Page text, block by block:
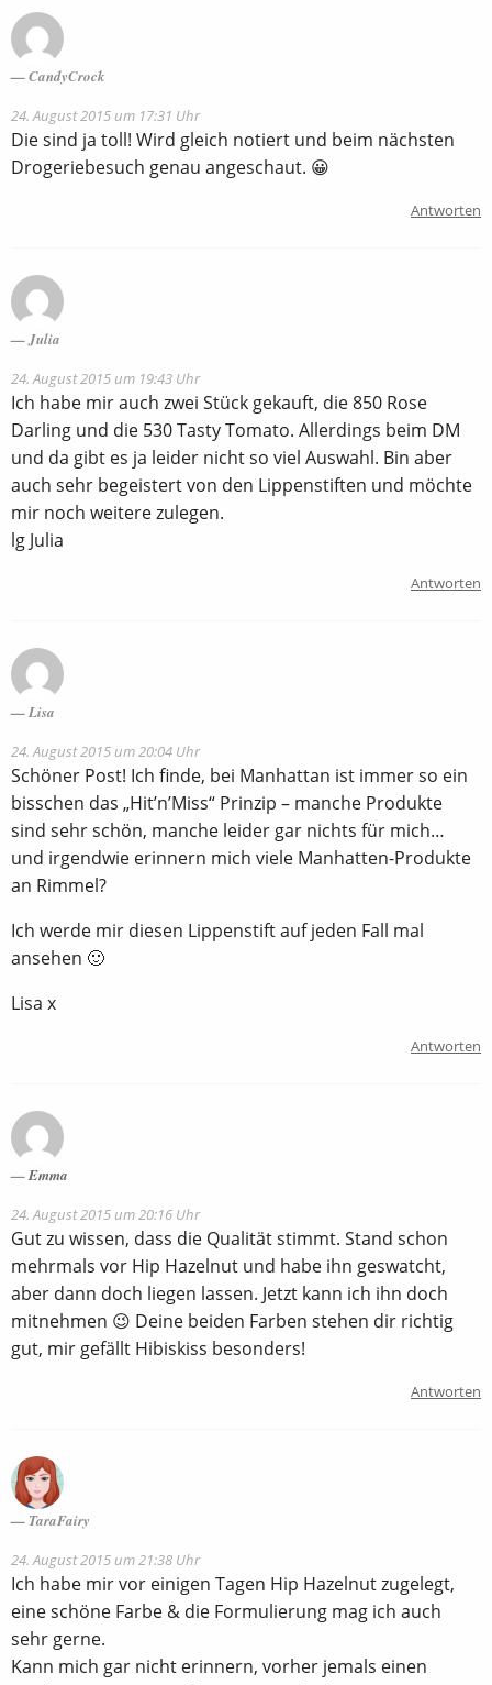
CandyCrock
24. August 2015 um 17:31 Uhr
Die sind ja toll! Wird gleich notiert und beim nächsten
Drogeriebesuch genau angeschaut. 😀
Antworten
Julia
24. August 2015 um 19:43 Uhr
Ich habe mir auch zwei Stück gekauft, die 850 Rose
Darling und die 530 Tasty Tomato. Allerdings beim DM
und da gibt es ja leider nicht so viel Auswahl. Bin aber
auch sehr begeistert von den Lippenstiften und möchte
mir noch weitere zulegen.
lg Julia
Antworten
Lisa
24. August 2015 um 20:04 Uhr
Schöner Post! Ich finde, bei Manhattan ist immer so ein
bisschen das „Hit’n’Miss“ Prinzip – manche Produkte
sind sehr schön, manche leider gar nichts für mich…
und irgendwie erinnern mich viele Manhatten-Produkte
an Rimmel?
Ich werde mir diesen Lippenstift auf jeden Fall mal
ansehen 🙂
Lisa x
Antworten
Emma
24. August 2015 um 20:16 Uhr
Gut zu wissen, dass die Qualität stimmt. Stand schon
mehrmals vor Hip Hazelnut und habe ihn geswatcht,
aber dann doch liegen lassen. Jetzt kann ich ihn doch
mitnehmen 😉 Deine beiden Farben stehen dir richtig
gut, mir gefällt Hibiskiss besonders!
Antworten
TaraFairy
24. August 2015 um 21:38 Uhr
Ich habe mir vor einigen Tagen Hip Hazelnut zugelegt,
eine schöne Farbe & die Formulierung mag ich auch
sehr gerne.
Kann mich gar nicht erinnern, vorher jemals einen